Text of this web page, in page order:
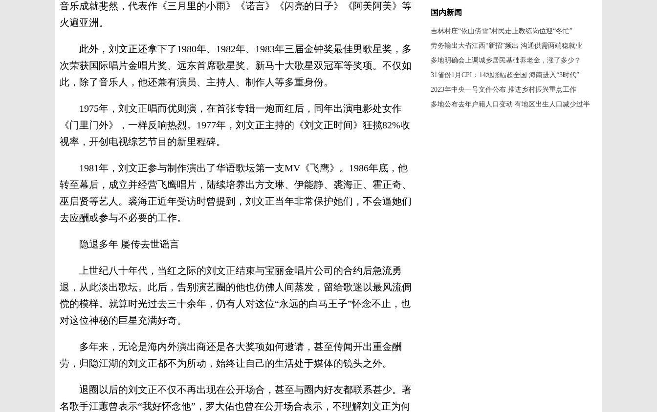
音乐成就斐然，代表作《三月里的小雨》《诺言》《闪亮的日子》《阿美阿美》等
火遍亚洲。
此外，刘文正还拿下了1980年、1982年、1983年三届金钟奖最佳男歌星奖，多
次荣获国际唱片金唱片奖、远东首席歌星奖、新马十大歌星双冠军等奖项。不仅如
此，除了音乐人，他还兼有演员、主持人、制作人等多重身份。
1975年，刘文正唱而优则演，在首张专辑一炮而红后，同年出演电影处女作
《门里门外》，一样反响热烈。1977年，刘文正主持的《刘文正时间》狂揽82%收
视率，开创电视综艺节目的新里程碑。
1981年，刘文正参与制作演出了华语歌坛第一支MV《飞鹰》。1986年底，他
转至幕后，成立并经营飞鹰唱片，陆续培养出方文琳、伊能静、裘海正、霍正奇、
巫启贤等艺人。裘海正近年受访时曾提到，刘文正当年非常保护她们，不会逼她们
去应酬或参与不必要的工作。
隐退多年 屡传去世谣言
上世纪八十年代，当红之际的刘文正结束与宝丽金唱片公司的合约后急流勇
退，从此淡出歌坛。此后，告别演艺圈的他也仿佛人间蒸发，留给歌迷以最风流倜
傥的模样。就算时光过去三十余年，仍有人对这位“永远的白马王子”怀念不止，也
对这位神秘的巨星充满好奇。
多年来，无论是海内外演出商还是各大奖项如何邀请，甚至传闻开出重金酬
劳，归隐江湖的刘文正都不为所动，始终让自己的生活处于媒体的镜头之外。
退圈以后的刘文正不仅不再出现在公开场合，甚至与圈内好友都联系甚少。著
名歌手江蕙曾表示“我好怀念他”，罗大佑也曾在公开场合表示，不理解刘文正为何
国内新闻
吉林村庄“依山傍雪”村民走上教练岗位迎“冬忙”
劳务输出大省江西“新招”频出 沟通供需两端稳就业
多地明确会上调城乡居民基础养老金，涨了多少？
31省份1月CPI：14地涨幅超全国 海南进入“3时代”
2023年中央一号文件公布 推进乡村振兴重点工作
多地公布去年户籍人口变动 有地区出生人口减少过半